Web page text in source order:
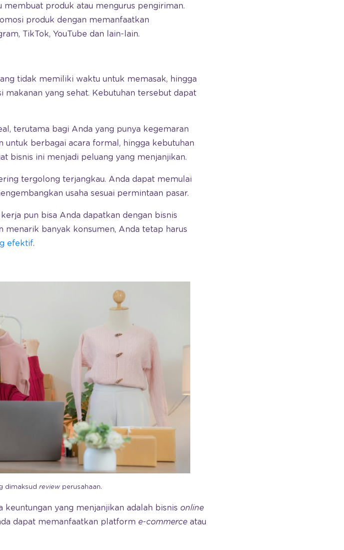
membuat produk atau mengurus pengiriman.
produk dengan memanfaatkan
TikTok, YouTube dan lain-lain.
tidak memiliki waktu untuk memasak, hingga
yang sehat. Kebutuhan tersebut dapat
terutama bagi Anda yang punya kegemaran
untuk berbagai acara formal, hingga kebutuhan
bisnis ini menjadi peluang yang menjanjikan.
tergolong terjangkau. Anda dapat memulai
usaha sesuai permintaan pasar.
pun bisa Anda dapatkan dengan bisnis
menarik banyak konsumen, Anda tetap harus
efektif.
dimaksud review perusahaan.
yang menjanjikan adalah bisnis online
dapat memanfaatkan platform e-commerce atau